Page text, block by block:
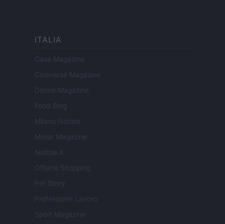
ITALIA
Casa Magazine
Cineverse Magazine
Donne Magazine
Food Blog
Milano Notizie
Motor Magazine
Notizie.it
Offerte Shopping
Pet Story
Professione Lavoro
Sport Magazine